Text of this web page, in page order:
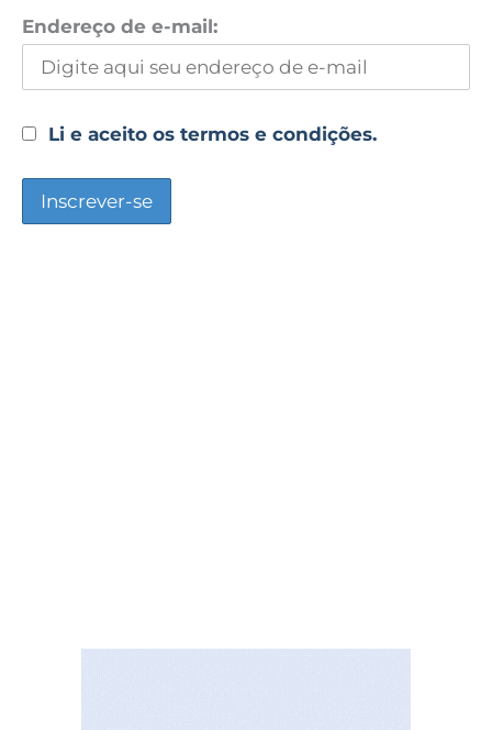
Endereço de e-mail:
Li e aceito os termos e condições.